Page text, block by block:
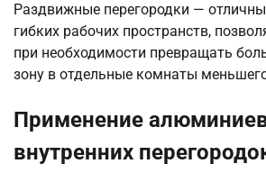
Раздвижные перегородки —
гибких рабочих пространств,
при необходимости превращать
зону в отдельные комнаты
Применение
внутренних